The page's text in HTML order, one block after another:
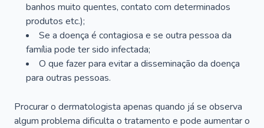
banhos muito quentes, contato com determinados
produtos etc.);
Se a doença é contagiosa e se outra pessoa da
família pode ter sido infectada;
O que fazer para evitar a disseminação da doença
para outras pessoas.
Procurar o dermatologista apenas quando já se observa
algum problema dificulta o tratamento e pode aumentar o